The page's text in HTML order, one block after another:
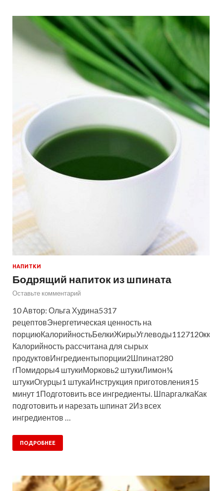
НАПИТКИ
Бодрящий напиток из шпината
Оставьте комментарий
10 Автор: Ольга Худина5317
рецептовЭнергетическая ценность на
Калорийность рассчитана для сырых
продуктовИнгредиентыпорции2Шпинат280
гПомидоры4 штукиМорковь2 штукиЛимон¼
штукиОгурцы1 штукаИнструкция приготовления15
минут 1Подготовить все ингредиенты. ШпаргалкаКак
подготовить и нарезать шпинат 2Из всех
ингредиентов …
ПОДРОБНЕЕ